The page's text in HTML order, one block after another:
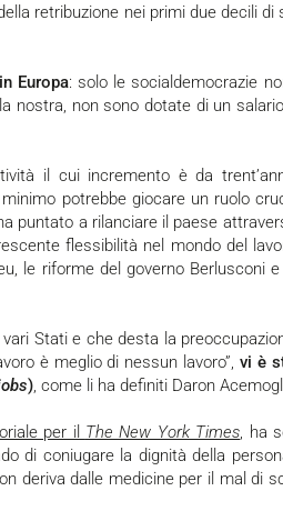
retribuzione nei primi due decili di
Europa: solo le socialdemocrazie
nostra, non sono dotate di un
potrebbe giocare un ruolo
puntato a rilanciare il paese
flessibilità nel mondo del
le riforme del governo Berlusconi
è meglio di nessun lavoro”,vi è
), come li ha definiti Daron
per il The New York Times, ha
di coniugare la dignità della
deriva dalle medicine per il mal di